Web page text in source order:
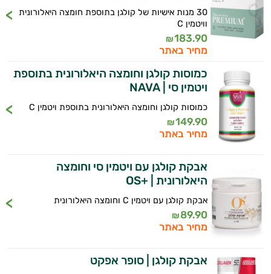
30 מנות אישיות של קולגן בתוספת חומצה היאלורונית
וויטמין C
183.90
₪
מחיר באתר
כמוסות קולגן וחומצה היאלורונית בתוספת
ויטמין סי | NAVA
כמוסות קולגן וחומצה היאלורונית בתוספת ויטמין C
149.90
₪
מחיר באתר
אבקת קולגן עם ויטמין סי וחומצה
היאלורונית | +OS
אבקת קולגן עם ויטמין C וחומצה היאלורונית
89.90
₪
מחיר באתר
אבקת קולגן | סופר אפקט